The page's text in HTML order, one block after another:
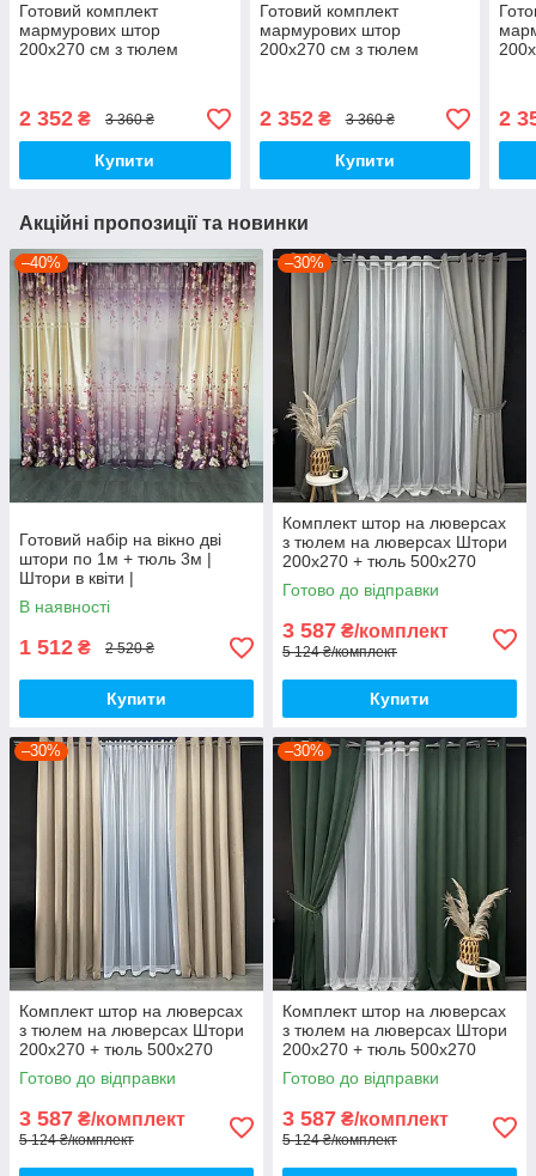
Готовий комплект
мармурових штор
200х270 см з тюлем
2 352 ₴ 3 360 ₴
Купити
Готовий комплект
мармурових штор
200х270 см з тюлем
2 352₴ 3 360 ₴
Купити
2
Акційні пропозиції та новинки
–40%
Готовий набір на вікно дві
штори по 1м + тюль 3м |
Штори в квіти |
В наявності
1 512 ₴ 2 520 ₴
Купити
–30%
Комплект штор на люверсах
з тюлем на люверсах Штори
200х270 + тюль 500х270
Штори з підхопленнями Коір
сіро бежевий
Готово до відправки
3 587 ₴/комплект
5 124 ₴/комплект
Купити
–30%
Комплект штор на люверсах
з тюлем на люверсах Штори
200х270 + тюль 500х270
Штори з підхопленнями Коір
бежевий
Готово до відправки
3 587 ₴/комплект
5 124 ₴/комплект
–30%
Комплект штор на люверсах
з тюлем на люверсах Штори
200х270 + тюль 500х270
Штори з підхопленнями Коір
зелений
Готово до відправки
3 587 ₴/комплект
5 124 ₴/комплект